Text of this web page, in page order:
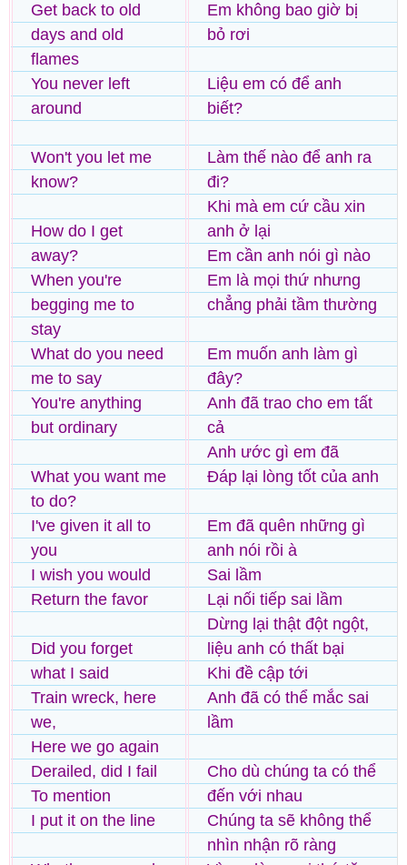
Get back to old
days and old
flames
You never left
around
Won't you let me
know?
How do I get
away?
When you're
begging me to
stay
What do you need
me to say
You're anything
but ordinary
What you want me
to do?
I've given it all to
you
I wish you would
Return the favor
Did you forget
what I said
Train wreck, here
we,
Here we go again
Derailed, did I fail
To mention
I put it on the line
Em không bao giờ bị
bỏ rơi
Liệu em có để anh
biết?
Làm thế nào để anh ra
đi?
Khi mà em cứ cầu xin
anh ở lại
Em cần anh nói gì nào
Em là mọi thứ nhưng
chẳng phải tầm thường
Em muốn anh làm gì
đây?
Anh đã trao cho em tất
cả
Anh ước gì em đã
Đáp lại lòng tốt của anh
Em đã quên những gì
anh nói rồi à
Sai lầm
Lại nối tiếp sai lầm
Dừng lại thật đột ngột,
liệu anh có thất bại
Khi đề cập tới
Anh đã có thể mắc sai
lầm
Cho dù chúng ta có thể
đến với nhau
Chúng ta sẽ không thể
nhìn nhận rõ ràng